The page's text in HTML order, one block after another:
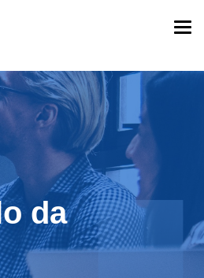
da